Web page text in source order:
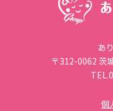
あ
〒312-0062 茨
個